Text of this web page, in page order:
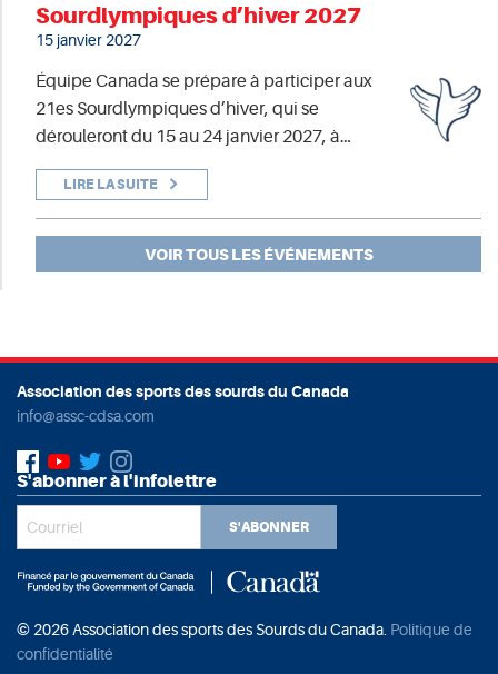
Sourdlympiques d’hiver 2027
15 janvier 2027
Équipe Canada se prépare à participer aux
21es Sourdlympiques d’hiver, qui se
dérouleront du 15 au 24 janvier 2027, à…
LIRE LA SUITE
VOIR TOUS LES ÉVÉNEMENTS
Association des sports des sourds du Canada
info@assc-cdsa.com
S'abonner à l'infolettre
S'ABONNER
© 2026 Association des sports des Sourds du Canada. Politique de
confidentialité